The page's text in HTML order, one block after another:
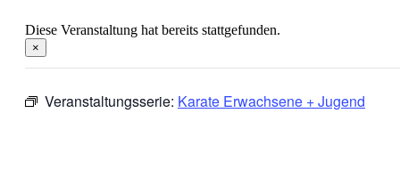
Diese Veranstaltung hat bereits stattgefunden.
×
Veranstaltungsserie: Karate Erwachsene + Jugend